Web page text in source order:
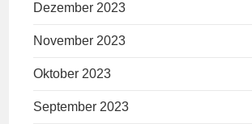
Dezember 2023
November 2023
Oktober 2023
September 2023